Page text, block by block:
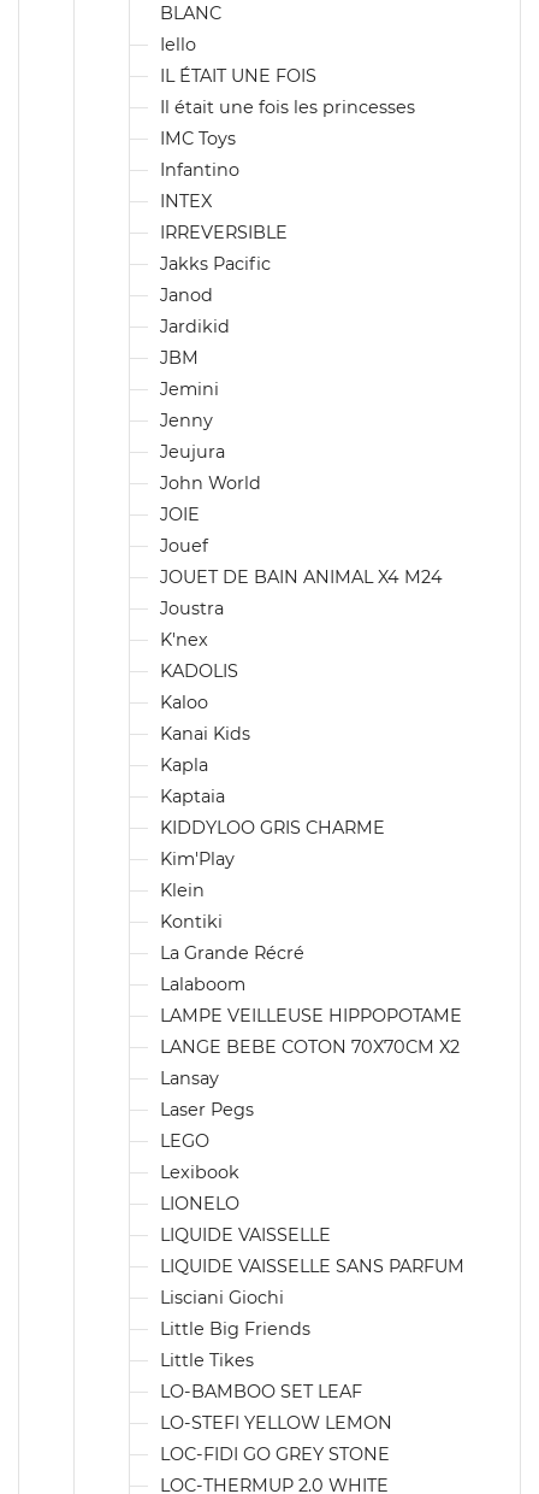
BLANC
Iello
IL ÉTAIT UNE FOIS
Il était une fois les princesses
IMC Toys
Infantino
INTEX
IRREVERSIBLE
Jakks Pacific
Janod
Jardikid
JBM
Jemini
Jenny
Jeujura
John World
JOIE
Jouef
JOUET DE BAIN ANIMAL X4 M24
Joustra
K'nex
KADOLIS
Kaloo
Kanai Kids
Kapla
Kaptaia
KIDDYLOO GRIS CHARME
Kim'Play
Klein
Kontiki
La Grande Récré
Lalaboom
LAMPE VEILLEUSE HIPPOPOTAME
LANGE BEBE COTON 70X70CM X2
Lansay
Laser Pegs
LEGO
Lexibook
LIONELO
LIQUIDE VAISSELLE
LIQUIDE VAISSELLE SANS PARFUM
Lisciani Giochi
Little Big Friends
Little Tikes
LO-BAMBOO SET LEAF
LO-STEFI YELLOW LEMON
LOC-FIDI GO GREY STONE
LOC-THERMUP 2.0 WHITE